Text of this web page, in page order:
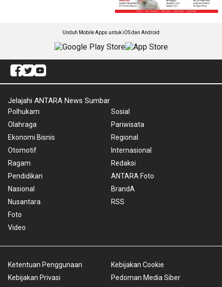
Unduh Mobile Apps untuk iOS dan Android
Jelajahi ANTARA News Sumbar
Polhukam
Olahraga
Ekonomi Bisnis
Otomotif
Ragam
Pendidikan
Nasional
Nusantara
Foto
Video
Sosial
Pariwisata
Regional
Internasional
Redaksi
ANTARA Foto
BrandA
RSS
Ketentuan Penggunaan
Kebijakan Privasi
Kebijakan Cookie
Pedoman Media Siber